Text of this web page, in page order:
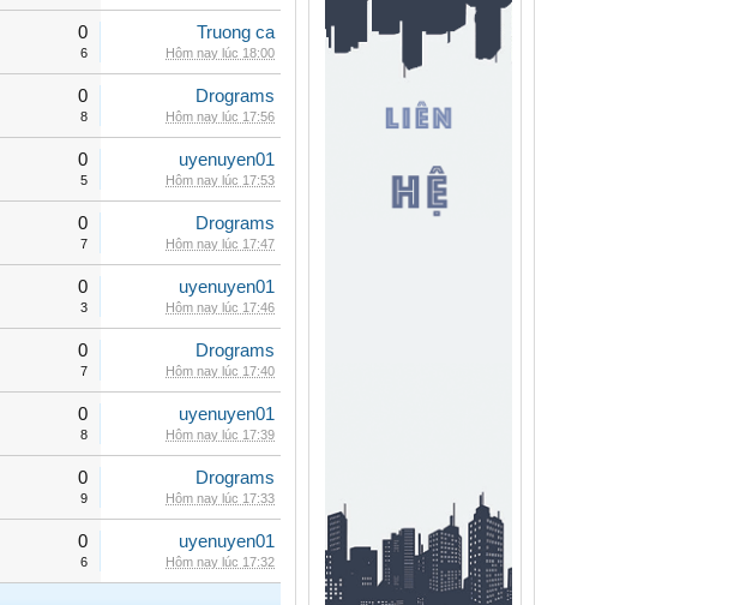
0
6
Truong ca
Hôm nay lúc 18:00
0
8
Drograms
Hôm nay lúc 17:56
0
5
uyenuyen01
Hôm nay lúc 17:53
0
7
Drograms
Hôm nay lúc 17:47
0
3
uyenuyen01
Hôm nay lúc 17:46
0
7
Drograms
Hôm nay lúc 17:40
0
8
uyenuyen01
Hôm nay lúc 17:39
0
9
Drograms
Hôm nay lúc 17:33
0
6
uyenuyen01
Hôm nay lúc 17:32